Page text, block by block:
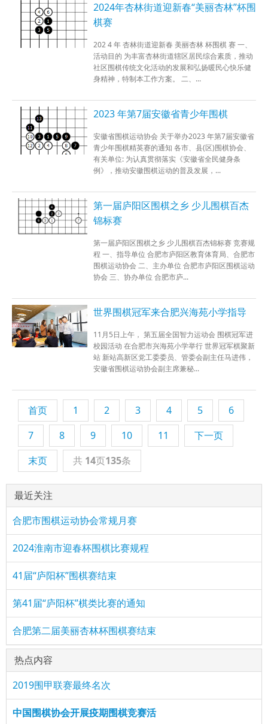
2024年杏林街道迎新春“美丽杏林”杯围
棋赛
202 4 年 杏林街道迎新春 美丽杏林 杯围棋 赛 一、
活动目的 为丰富杏林街道辖区居民综合素质，推动
社区围棋传统文化活动的发展和弘扬暖民心快乐健
身精神，特制本工作方案。 二、...
2023 年第7届安徽省青少年围棋
安徽省围棋运动协会 关于举办2023 年第7届安徽省
青少年围棋精英赛的通知 各市、县(区)围棋协会、
有关单位: 为认真贯彻落实《安徽省全民健身条
例》，推动安徽围棋运动的普及发展，...
第一届庐阳区围棋之乡 少儿围棋百杰
锦标赛
第一届庐阳区围棋之乡 少儿围棋百杰锦标赛 竞赛规
程 一、指导单位 合肥市庐阳区教育体育局、合肥市
围棋运动协会 二、主办单位 合肥市庐阳区围棋运动
协会 三、协办单位 合肥市庐...
世界围棋冠军来合肥兴海苑小学指导
11月5日上午， 第五届全国智力运动会 围棋冠军进
校园活动 在合肥市兴海苑小学举行 世界冠军棋聚新
站 新站高新区党工委委员、管委会副主任马进伟，
安徽省围棋运动协会副主席兼秘...
首页 1 2 3 4 5
6
7
8 9 10 11
下一页
末页
共 14页135条
最近关注
合肥市围棋运动协会常规月赛
2024淮南市迎春杯围棋比赛规程
41届“庐阳杯”围棋赛结束
第41届“庐阳杯”棋类比赛的通知
合肥第二届美丽杏林杯围棋赛结束
热点内容
2019围甲联赛最终名次
中国围棋协会开展疫期围棋竞赛活